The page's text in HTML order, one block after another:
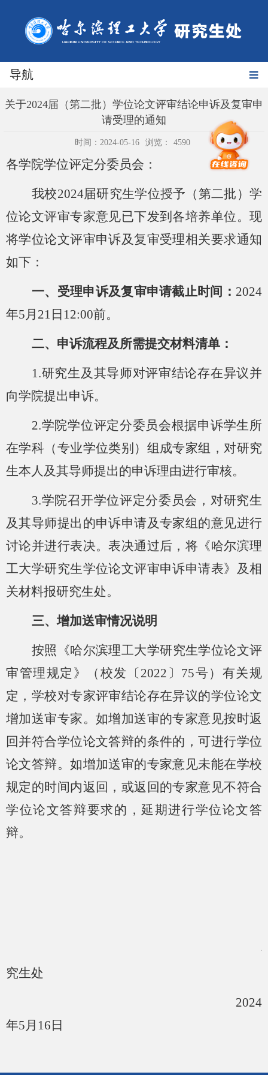
导航
关于2024届（第二批）学位论文评审结论申诉及复审申
请受理的通知
时间：2024-05-16 浏览： 4590
各学院学位评定分委员会：
我校2024届研究生学位授予（第二批）学
位论文评审专家意见已下发到各培养单位。现
将学位论文评审申诉及复审受理相关要求通知
如下：
一、受理申诉及复审申请截止时间： 2024
年5月21日12:00前。
二、 申诉流程及所需提交材料清单：
1.研究生及其导师对评审结论存在异议并
向学院提出申诉。
2.学院学位评定分委员会根据申诉学生所
在学科（专业学位类别）组成专家组，对研究
生本人及其导师提出的申诉理由进行审核。
3.学院召开学位评定分委员会，对研究生
及其导师提出的申诉申请及专家组的意见进行
讨论并进行表决。表决通过后，将 《哈尔滨理
工大学研究生学位论文评审申诉申请表》及相
关材料报研究生处。
三、增加送审情况说明
按照《哈尔滨理工大学研究生学位论文评
审管理规定》（校发〔 2022〕75号）有关规
定，学校对专家评审结论存在异议的学位论文
增加送审专家。如增加送审的专家意见按时返
回并符合学位论文答辩的条件的，可进行学位
论文答辩。如增加送审的专家意见未能在学校
规定的时间内返回，或返回的专家意见不符合
学位论文答辩要求的，延期进行学位论文答
辩。
究生处
2024
年5月16日